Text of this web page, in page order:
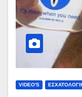
VIDEO'S